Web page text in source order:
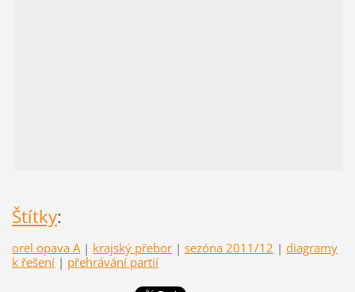
Štítky:
orel opava A | krajský přebor | sezóna 2011/12 | diagramy
k řešení | přehrávání partií